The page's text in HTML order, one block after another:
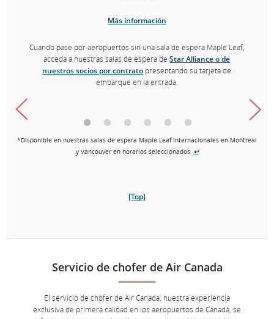
Más información
Cuando pase por aeropuertos sin una sala de espera Maple Leaf,
acceda a nuestras salas de espera deStar Alliance o de
nuestros socios por contrato presentando su tarjeta de
embarque en la entrada.
*Disponible en nuestras salas de espera Maple Leaf internacionales en Montreal
y Vancouver en horarios seleccionados. ↩
[Top]
Servicio de chofer de Air Canada
El servicio de chofer de Air Canada, nuestra experiencia
exclusiva de primera calidad en los aeropuertos de Canadá, se